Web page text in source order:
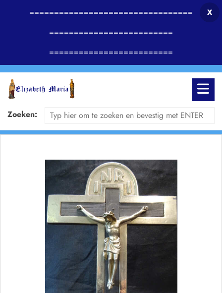
=================================
=========================
=========================
X
Zoeken: